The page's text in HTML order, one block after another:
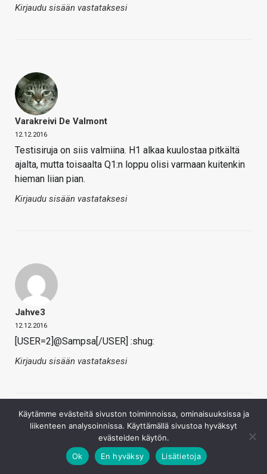
Kirjaudu sisään vastataksesi
Varakreivi De Valmont
12.12.2016
Testisiruja on siis valmiina. H1 alkaa kuulostaa pitkältä
ajalta, mutta toisaalta Q1:n loppu olisi varmaan kuitenkin
hieman liian pian.
Kirjaudu sisään vastataksesi
Jahve3
12.12.2016
[USER=2]@Sampsa[/USER] :shug:
Kirjaudu sisään vastataksesi
Käytämme evästeitä sivuston toiminnoissa, ominaisuuksissa ja
liikenteen analysoinnissa. Käyttämällä sivustoa hyväksyt
evästeiden käytön.
Ok
En hyväksy Lisätietoja